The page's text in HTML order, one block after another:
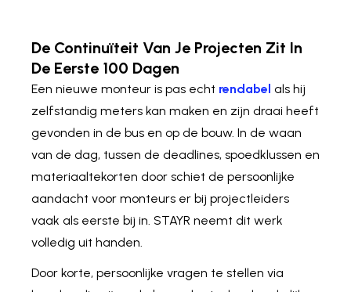
De Continuïteit Van Je Projecten Zit In
De Eerste 100 Dagen
Een nieuwe monteur is pas echt rendabel als hij
zelfstandig meters kan maken en zijn draai heeft
gevonden in de bus en op de bouw. In de waan
van de dag, tussen de deadlines, spoedklussen en
materiaaltekorten door schiet de persoonlijke
aandacht voor monteurs er bij projectleiders
vaak als eerste bij in. STAYR neemt dit werk
volledig uit handen.
Door korte, persoonlijke vragen te stellen via